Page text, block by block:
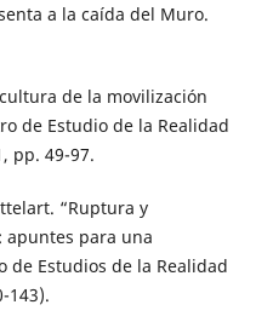
a la caída del Muro.
de la movilización
de Estudio de la Realidad
pp. 49-97.
“Ruptura y
para una
de Estudios de la Realidad
143).